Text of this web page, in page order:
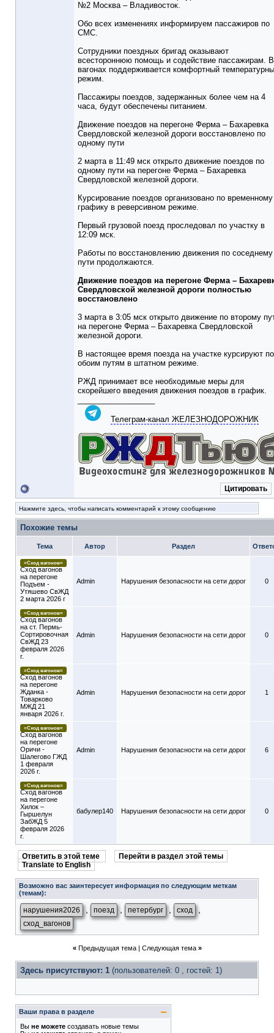
№2 Москва – Владивосток.
Обо всех изменениях информируем пассажиров по
СМС.
Сотрудники поездных бригад оказывают
всестороннюю помощь и содействие пассажирам. В
вагонах поддерживается комфортный
режим.
Пассажиры поездов, задержанных более чем на 4
часа, будут обеспечены питанием.
Движение поездов на перегоне Ферма – Бахаревка
Свердловской железной дороги восстановлено по
одному пути
2 марта в 11:49 мск открыто движение поездов по
одному пути на перегоне Ферма – Бахаревка
Свердловской железной дороги.
Курсирование поездов организовано по временному
графику в реверсивном режиме.
Первый грузовой поезд проследовал по участку в
12:09 мск.
Работы по восстановлению движения по соседнему
пути продолжаются.
Движение поездов на перегоне Ферма –
Свердловской железной дороги полностью
восстановлено
3 марта в 3:05 мск открыто движение по второму
на перегоне Ферма – Бахаревка Свердловской
железной дороги.
В настоящее время поезда на участке курсируют по
обоим путям в штатном режиме.
РЖД принимает все необходимые меры для
скорейшего введения движения поездов в график.
Телеграм-канал ЖЕЛЕЗНОДОРОЖНИК
Цитировать
Нажмите здесь, чтобы написать комментарий к этому сообщению
Похожие темы
Тема Автор Раздел
=Сход вагонов=
Сход вагонов
на перегоне
Подъем -
Утяшево СвЖД
2 марта 2026 г
Admin Нарушения безопасности на сети дорог 0
=Сход вагонов=
Сход вагонов
на ст. Пермь-
Сортировочная
СвЖД 23
февраля 2026
г.
Admin Нарушения безопасности на сети дорог 0
=Сход вагонов=
Сход вагонов
на перегоне
Жданка -
Товарково
МЖД 21
января 2026 г.
Admin Нарушения безопасности на сети дорог 1
=Сход вагонов=
Сход вагонов
на перегоне
Оричи -
Шалегово ГЖД
1 февраля
2026 г.
Admin Нарушения безопасности на сети дорог 6
=Сход вагонов=
Сход вагонов
на перегоне
Хилок –
Гыршелун
ЗабЖД 5
февраля 2026
г.
бабулер140 Нарушения безопасности на сети дорог 0
Ответить в этой теме
Перейти в раздел этой темы
Translate to English
Возможно вас заинтересует информация по следующим меткам
(темам):
нарушения2026 поезд петербург сход
сход_вагонов
« Предыдущая тема| Следующая тема »
Здесь присутствуют: 1 (пользователей: 0 , гостей: 1)
Ваши права в разделе
Вы не можете создавать новые темы